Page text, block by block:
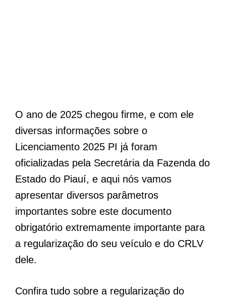
O ano de 2025 chegou firme, e com ele
diversas informações sobre o
Licenciamento 2025 PI já foram
oficializadas pela Secretária da Fazenda do
Estado do Piauí, e aqui nós vamos
apresentar diversos parâmetros
importantes sobre este documento
obrigatório extremamente importante para
a regularização do seu veículo e do CRLV
dele.
Confira tudo sobre a regularização do